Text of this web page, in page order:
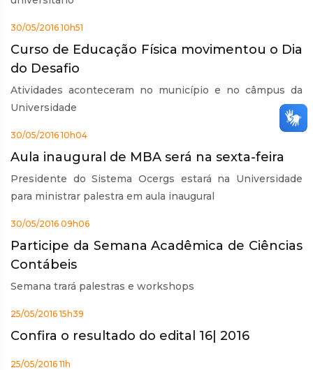
30/05/2016 10h51
Curso de Educação Física movimentou o Dia
do Desafio
Atividades aconteceram no município e no câmpus da
Universidade
30/05/2016 10h04
Aula inaugural de MBA será na sexta-feira
Presidente do Sistema Ocergs estará na Universidade
para ministrar palestra em aula inaugural
30/05/2016 09h06
Participe da Semana Acadêmica de Ciências
Contábeis
Semana trará palestras e workshops
25/05/2016 15h39
Confira o resultado do edital 16| 2016
25/05/2016 11h